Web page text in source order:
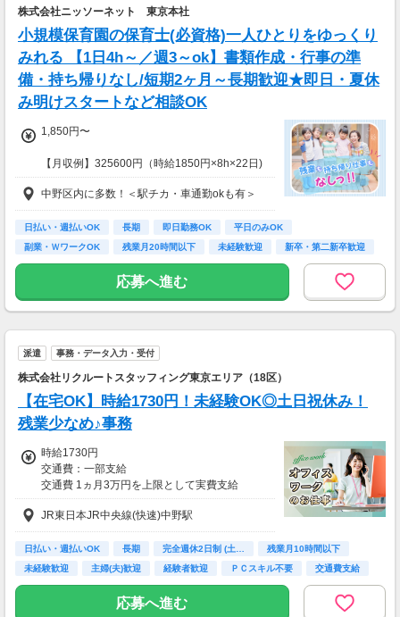
よって異なる）
※週払いOK（規定あり）
→金曜日締め最短翌週火曜日にお給料GET♪
（稼働開始時は手続き完了次第となります）
交通費：別途全額支給
※車・バイク通勤に関して施設により異なる場
株式会社ニッソーネット 東京本社
小規模保育園の保育士(必資格)一人ひとりをゆっくり
みれる 【1日4h～／週3～ok】書類作成・行事の準
備・持ち帰りなし/短期2ヶ月～長期歓迎★即日・夏休
み明けスタートなど相談OK
1,850円〜
【月収例】325600円（時給1850円×8h×22日)
7：00～19：00で1日4ｈ～、週3～5日(週20h
以上)
★シフト例：9-18時、7-11時、8-12時、9-16時
など
間など相談OK！
★短期2ヶ月～長期歓迎！
中野区内に多数！＜駅チカ・車通勤okも有＞
日払い・週払いOK 長期 即日勤務OK
平日のみOK
副業・ＷワークOK
残業月20時間以下 未経験歓迎
新卒・第二新卒歓迎
フリーター歓迎
応募へ進む
派遣 事務・データ入力・受付
株式会社リクルートスタッフィング東京エリア（18区）
【在宅OK】時給1730円！未経験OK◎土日祝休み！
残業少なめ♪事務
時給1730円
交通費：一部支給
交通費 1ヵ月3万円を上限として実費支給
月収例 25万9500円 時給1730円×実働7h30m×
週5日×4週
※月収例を保証するものではありません。
※給与即受取りサービス利用可（利用条件有）
JR東日本JR中央線(快速)中野駅
日払い・週払いOK 長期 完全週休2日制 (土…
残業月10時間以下
未経験歓迎
主婦(夫)歓迎 経験者歓迎 ＰＣスキル不要 交通費支給
応募へ進む